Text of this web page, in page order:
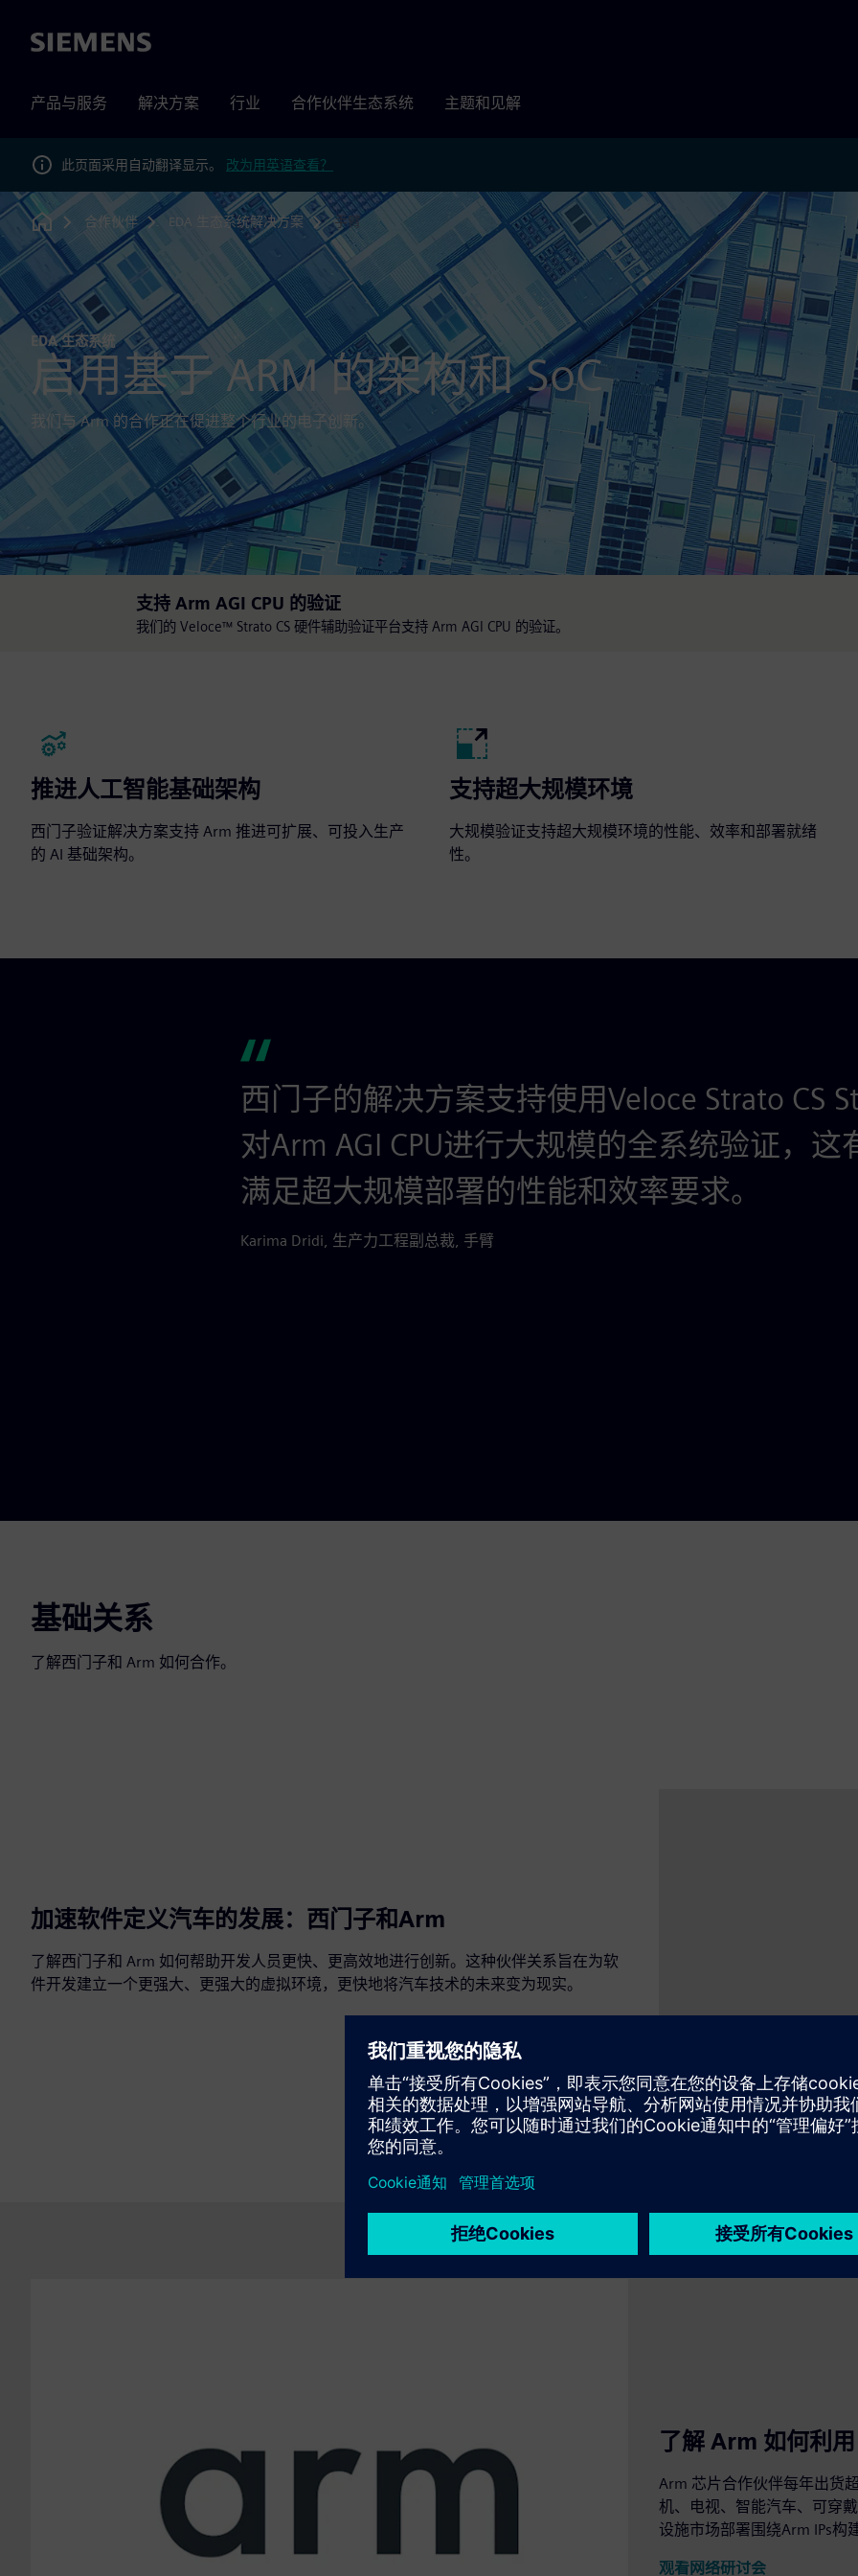
Siemens
产品与服务 解决方案 行业 合作伙伴生态系统 主题和见解
此页面采用自动翻译显示。 改为用英语查看？
Home
合作伙伴 EDA 生态系统解决方案 手臂
EDA 生态系统
启用基于 ARM 的架构和 SoC
我们与 Arm 的合作正在促进整个行业的电子创新。
支持 Arm AGI CPU 的验证
我们的 Veloce™ Strato CS 硬件辅助验证平台支持 Arm AGI CPU 的验证。
推进人工智能基础架构
西门子验证解决方案支持 Arm 推进可扩展、可投入生产
的 AI 基础架构。
支持超大规模环境
大规模验证支持超大规模环境的性能、效率和部署就绪
性。
西门子的解决方案支持使用Veloce Strato CS
对Arm AGI CPU进行大规模的全系统验证，这
满足超大规模部署的性能和效率要求。
Karima Dridi, 生产力工程副总裁, 手臂
基础关系
了解西门子和 Arm 如何合作。
加速软件定义汽车的发展：西门子和Arm
了解西门子和 Arm 如何帮助开发人员更快、更高效地进行创新。这种伙伴关系旨在为软
件开发建立一个更强大、更强大的虚拟环境，更快地将汽车技术的未来变为现实。
了解 Arm 如何利
Arm 芯片合作伙伴每年出货
机、电视、智能汽车、可穿
设施市场部署围绕Arm IPs构
观看网络研讨会